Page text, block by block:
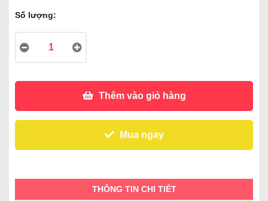
Số lượng:
Thêm vào giỏ hàng
Mua ngay
THÔNG TIN CHI TIẾT